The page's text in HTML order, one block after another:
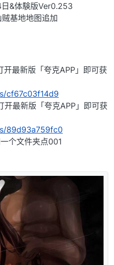
&体験版Ver0.253
基地地图追加
开最新版「夸克APP」即可获
cf67c03f14d9
开最新版「夸克APP」即可获
89d93a759fc0
个文件夹点001